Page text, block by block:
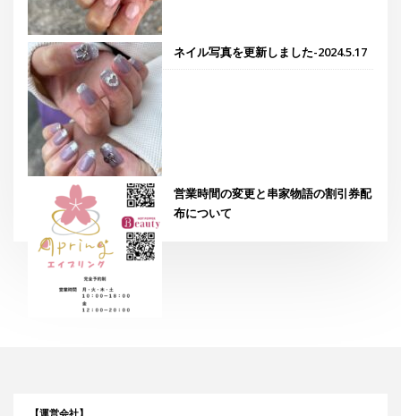
ネイル写真を更新しました-2024.5.17
営業時間の変更と串家物語の割引券配
布について
【運営会社】